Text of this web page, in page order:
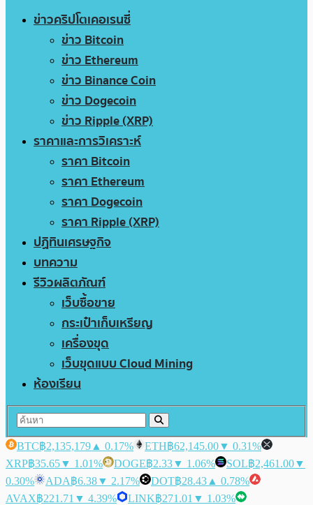
ข่าวคริปโตเคอเรนซี่
ข่าว Bitcoin
ข่าว Ethereum
ข่าว Binance Coin
ข่าว Dogecoin
ข่าว Ripple (XRP)
ราคาและการวิเคราะห์
ราคา Bitcoin
ราคา Ethereum
ราคา Dogecoin
ราคา Ripple (XRP)
ปฏิทินเศรษฐกิจ
บทความ
รีวิวผลิตภัณฑ์
เว็บซื้อขาย
กระเป๋าเก็บเหรียญ
เครื่องขุด
เว็บขุดแบบ Cloud Mining
ห้องเรียน
BTC฿2,135,179 ▲ 0.17% ETH฿62,145.00▼ 0.31%
XRP฿35.65▼ 1.01% DOGE฿2.33▼ 1.06% SOL฿2,461.00▼
0.30%
ADA฿6.38▼ 2.17% DOT฿28.43 ▲ 0.78%
AVAX฿221.71 ▼ 4.39% LINK฿271.01 ▼ 1.03%